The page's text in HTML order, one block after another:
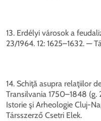
13. Erdélyi városok a
23/1964. 12: 1625–1632. —
14. Schiţă asupra relaţiilor
Transilvania 1750–1848
Istorie şi Arheologie Cluj-
Társszerző Csetri Elek.